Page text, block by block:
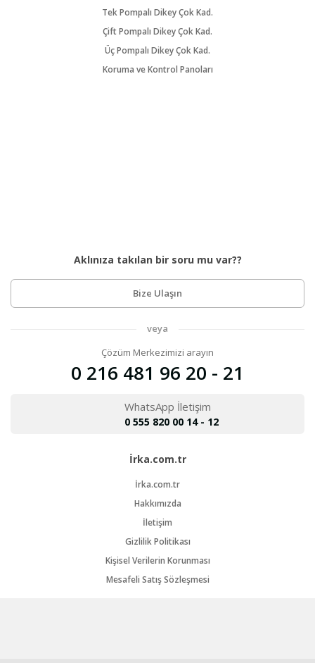
Tek Pompalı Dikey Çok Kad.
Çift Pompalı Dikey Çok Kad.
Üç Pompalı Dikey Çok Kad.
Koruma ve Kontrol Panoları
Aklınıza takılan bir soru mu var??
Bize Ulaşın
veya
Çözüm Merkezimizi arayın
0 216 481 96 20 - 21
WhatsApp İletişim
0 555 820 00 14 - 12
İrka.com.tr
İrka.com.tr
Hakkımızda
İletişim
Gizlilik Politikası
Kişisel Verilerin Korunması
Mesafeli Satış Sözleşmesi